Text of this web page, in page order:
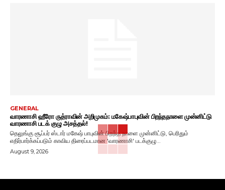
GENERAL
வாரணாசி ஹீரோ ருத்ராவின் அறிமுகம்: மகேஷ்பாபுவின் பிறந்தநாளை முன்னிட்டு
வாரணாசி படக் குழு அசத்தல்!
தெலுங்கு சூப்பர் ஸ்டார் மகேஷ் பாபுவின் பிறந்த நாளை முன்னிட்டு, பெரிதும்
எதிர்பார்க்கப்படும் காவிய திரைப்படமான 'வாரணாசி' படக்குழு...
August 9, 2026